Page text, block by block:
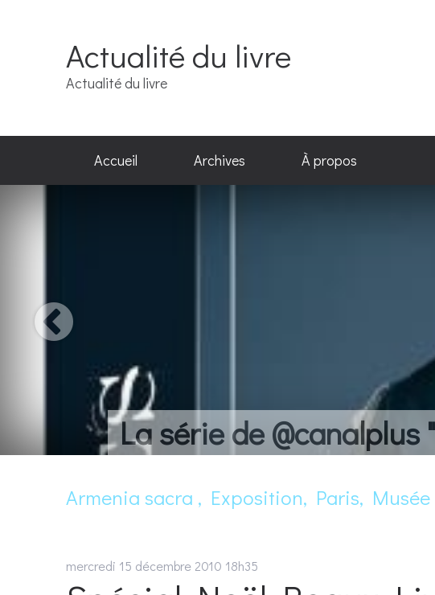
Actualité du livre
Actualité du livre
Accueil Archives À propos
La série de @canalplus
Armenia sacra , Exposition, Paris,
mercredi 15 décembre 2010 18h35